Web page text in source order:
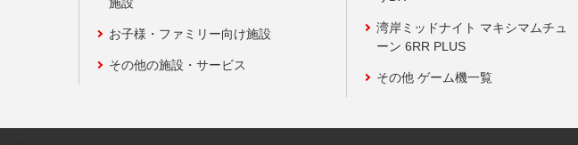
お子様・ファミリー向け施設
その他の施設・サービス
湾岸ミッドナイト マキシマムチュ
ーン 6RR PLUS
その他 ゲーム機一覧